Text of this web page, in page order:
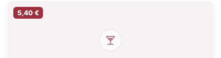
5,40 €